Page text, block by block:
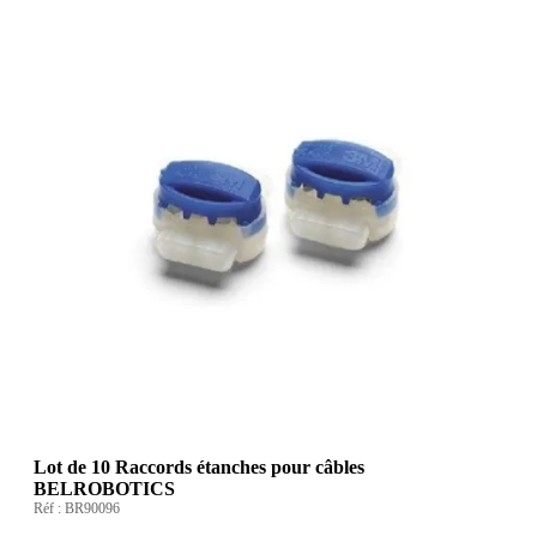
Lot de 10 Raccords étanches pour câbles
BELROBOTICS
Réf : BR90096